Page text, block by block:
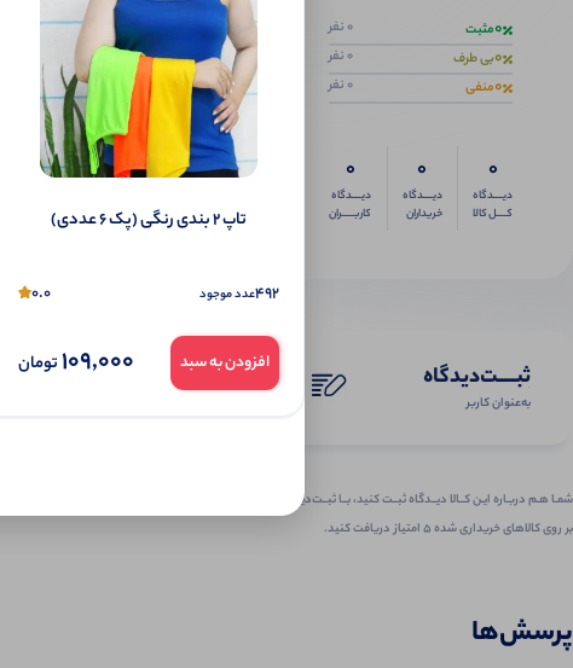
0مثبت 0 نفر
0بی طرف 0 نفر
0منفی 0 نفر
0
دیــــدگاه
کــــل کالا
0
دیــــدگاه
خریداران
0
دیــــدگاه
کاربـــــران
ثبـــــت‌دیدگاه
به‌عنوان کاربر
شمـا هـم دربـاره ایـن کــالا دیــدگاه ثبــت کنید، بــا ثبــت‌دیـدگاه
بر روی کالاهای خریداری شده ۵ امتیاز دریافت کنید.
پرسش‌ها
تاپ ۲ بندی رنگی (پک 6 عددی)
492عدد موجود 0.0
افزودن به سبد 109,000تومان